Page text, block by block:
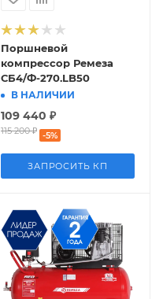
Поршневой
компрессор Ремеза
СБ4/Ф-270.LB50
В НАЛИЧИИ
109 440 ₽
115 200₽ -5%
ЗАПРОСИТЬ КП